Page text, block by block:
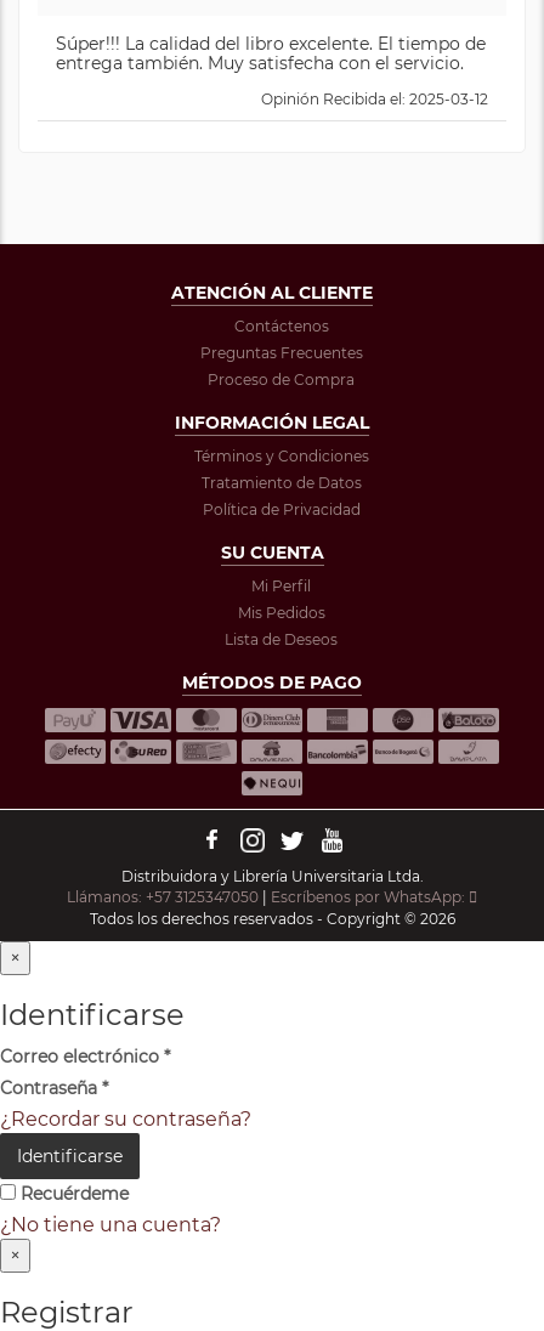
Súper!!! La calidad del libro excelente. El tiempo de
entrega también. Muy satisfecha con el servicio.
Opinión Recibida el: 2025-03-12
ATENCIÓN AL CLIENTE
Contáctenos
Preguntas Frecuentes
Proceso de Compra
INFORMACIÓN LEGAL
Términos y Condiciones
Tratamiento de Datos
Política de Privacidad
SU CUENTA
Mi Perfil
Mis Pedidos
Lista de Deseos
MÉTODOS DE PAGO
Distribuidora y Librería Universitaria Ltda.
Llámanos: +57 3125347050
Escríbenos por WhatsApp:
Todos los derechos reservados - Copyright © 2026
×
Identificarse
Correo electrónico *
Contraseña *
¿Recordar su contraseña?
Identificarse
Recuérdeme
¿No tiene una cuenta?
×
Registrar